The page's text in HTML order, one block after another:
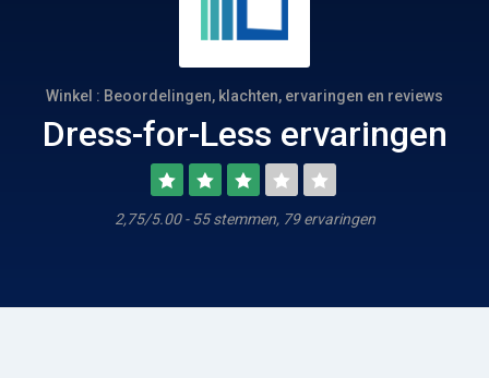
Winkel : Beoordelingen, klachten, ervaringen en reviews
Dress-for-Less ervaringen
2,75/5.00 - 55 stemmen, 79 ervaringen